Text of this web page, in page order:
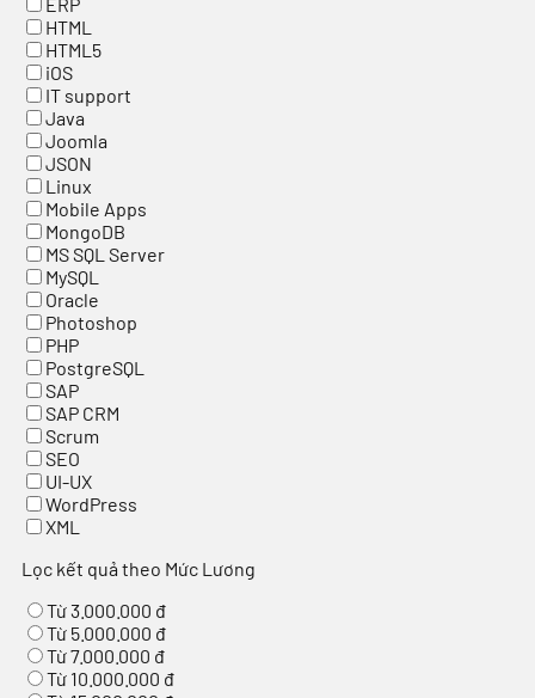
ERP
HTML
HTML5
iOS
IT support
Java
Joomla
JSON
Linux
Mobile Apps
MongoDB
MS SQL Server
MySQL
Oracle
Photoshop
PHP
PostgreSQL
SAP
SAP CRM
Scrum
SEO
UI-UX
WordPress
XML
Lọc kết quả theo Mức Lương
Từ 3.000.000 đ
Từ 5.000.000 đ
Từ 7.000.000 đ
Từ 10.000.000 đ